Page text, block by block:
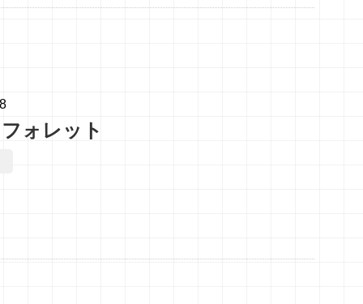
ォレット